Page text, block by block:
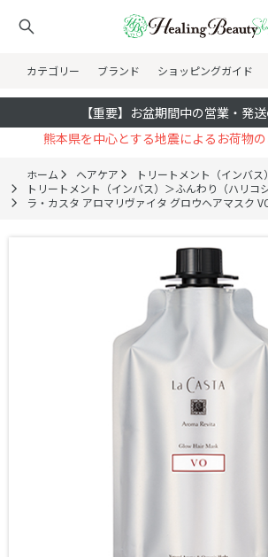
カテゴリー ブランド ショッピングガイド
【重要】お盆期間中の営業・発
熊本県を中心とする地震によるお荷物
ホーム ヘアケア
トリートメント（インバス）
トリートメント（インバス）＞ふんわり（ハリコシ
ラ・カスタ アロマリヴァイタ グロウヘアマスク